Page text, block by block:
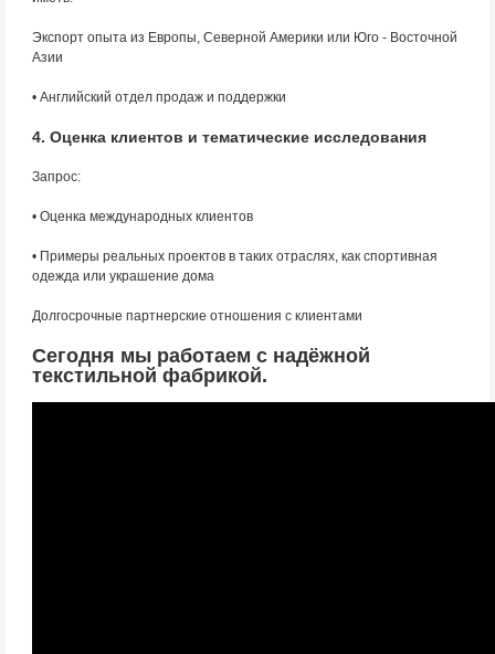
Экспорт опыта из Европы, Северной Америки или Юго - Восточной
Азии
• Английский отдел продаж и поддержки
4. Оценка клиентов и тематические исследования
Запрос:
• Оценка международных клиентов
• Примеры реальных проектов в таких отраслях, как спортивная
одежда или украшение дома
Долгосрочные партнерские отношения с клиентами
Сегодня мы работаем с надёжной
текстильной фабрикой.